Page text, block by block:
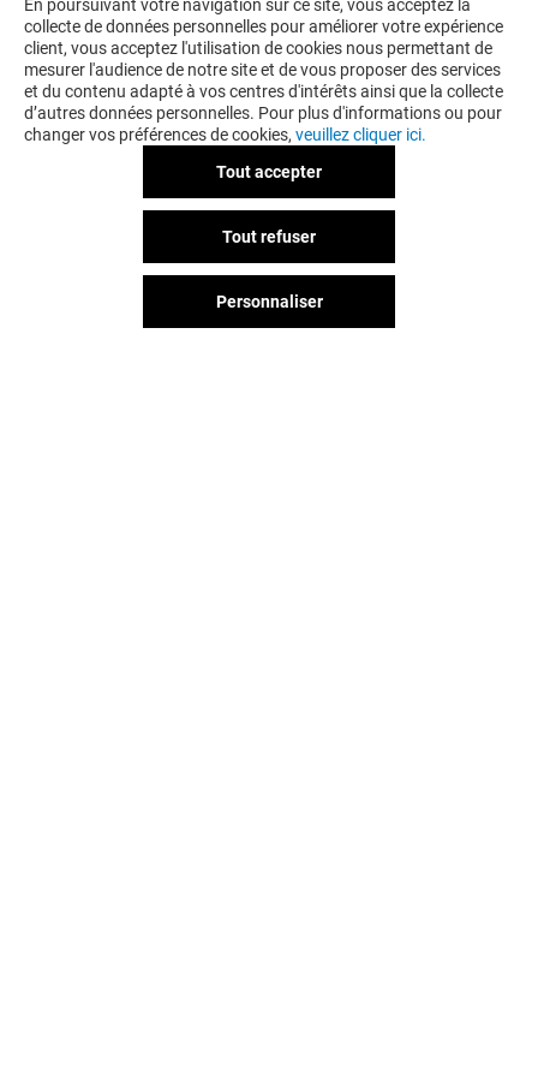
En poursuivant votre navigation sur ce site, vous acceptez la
collecte de données personnelles pour améliorer votre expérience
client, vous acceptez l'utilisation de cookies nous permettant de
mesurer l'audience de notre site et de vous proposer des services
et du contenu adapté à vos centres d'intérêts ainsi que la collecte
d’autres données personnelles. Pour plus d'informations ou pour
changer vos préférences de cookies, veuillez cliquer ici.
Tout accepter
Tout refuser
Personnaliser